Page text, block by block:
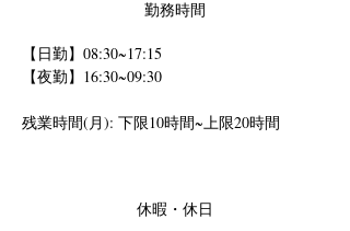
勤務時間
【日勤】08:30~17:15
【夜勤】16:30~09:30
残業時間(月): 下限10時間~上限20時間
休暇・休日